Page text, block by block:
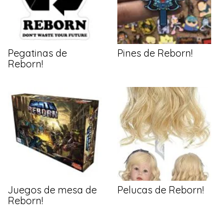
Pegatinas de
Reborn!
Pines de Reborn!
Juegos de mesa de
Reborn!
Pelucas de Reborn!